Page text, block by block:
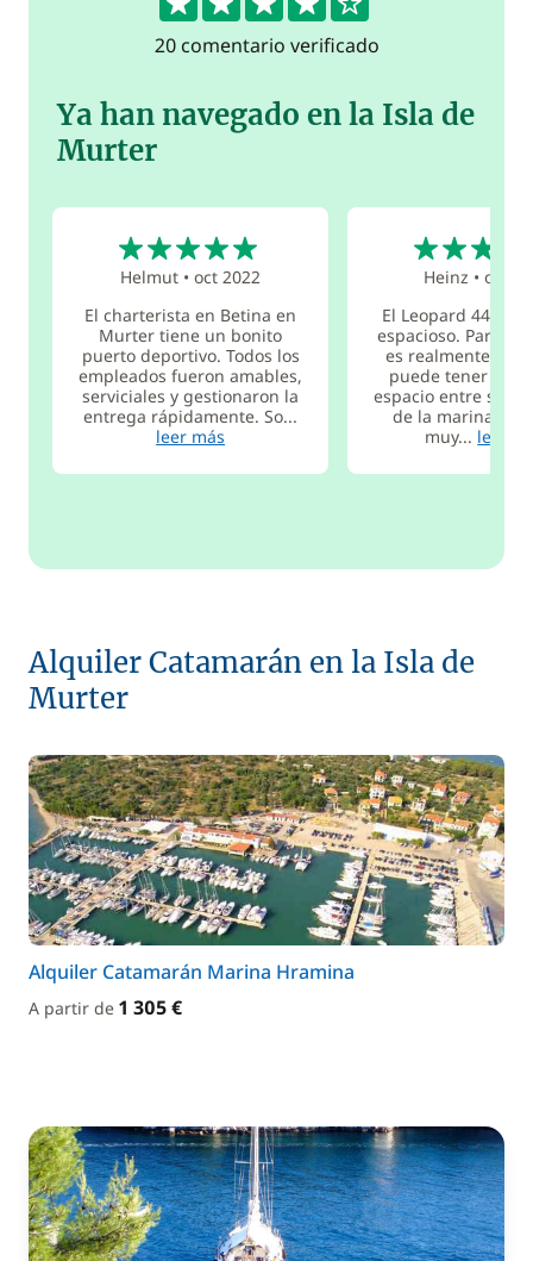
20 comentario verificado
Ya han navegado en la Isla de
Murter
Helmut •oct 2022
El charterista en Betina en
Murter tiene un bonito
puerto deportivo. Todos los
empleados fueron amables,
serviciales y gestionaron la
entrega rápidamente. So...
leer más
Heinz • oct
El Leopard 44 es
espacioso. Para 4
es realmente
puede tener un
espacio entre sí. El
de la marina
muy... leer
Alquiler Catamarán en la Isla de
Murter
Alquiler Catamarán Marina Hramina
A partir de 1 305 €